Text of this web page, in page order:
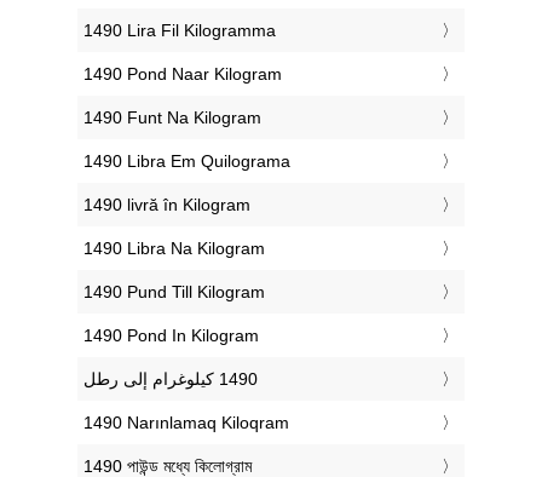
‎1490 Lira Fil Kilogramma
‎1490 Pond Naar Kilogram
‎1490 Funt Na Kilogram
‎1490 Libra Em Quilograma
‎1490 livră în Kilogram
‎1490 Libra Na Kilogram
‎1490 Pund Till Kilogram
‎1490 Pond In Kilogram
‎1490 Narınlamaq Kiloqram
‎1490 পাউন্ড মধ্যে কিলোগ্রাম